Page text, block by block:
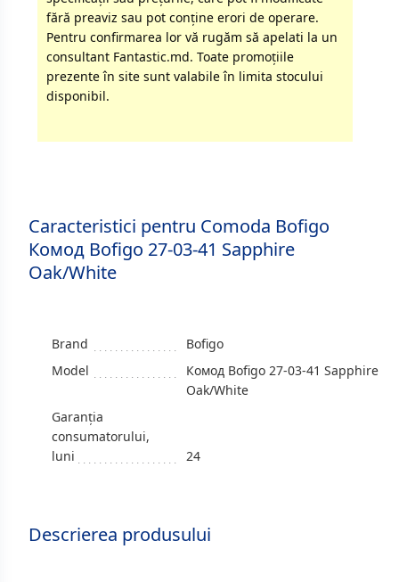
fără preaviz sau pot conţine erori de operare.
Pentru confirmarea lor vă rugăm să apelati la un
consultant Fantastic.md. Toate promoţiile
prezente în site sunt valabile în limita stocului
disponibil.
Caracteristici pentru Comoda Bofigo
Комод Bofigo 27-03-41 Sapphire
Oak/White
Brand
Bofigo
Model
Комод Bofigo 27-03-41 Sapphire
Oak/White
Garanția
consumatorului,
luni
24
Descrierea produsului